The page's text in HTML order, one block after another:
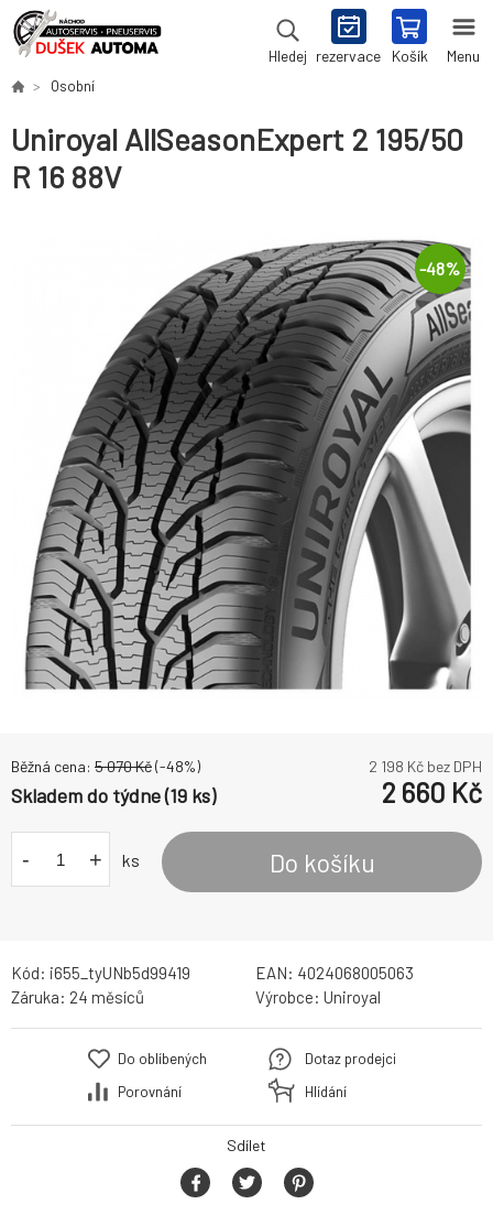
Hledej rezervace Košík Menu
Osobní
Uniroyal AllSeasonExpert 2 195/50
R 16 88V
-48%
Běžná cena: 5 070Kč(-48%) 2 198 Kč bez DPH
Skladem do týdne (19 ks) 2 660 Kč
- + ks Do košíku
Kód: i655_tyUNb5d99419 EAN: 4024068005063
Záruka: 24 měsíců Výrobce: Uniroyal
Do oblíbených
Porovnání
Dotaz prodejci
Hlídání
Sdílet